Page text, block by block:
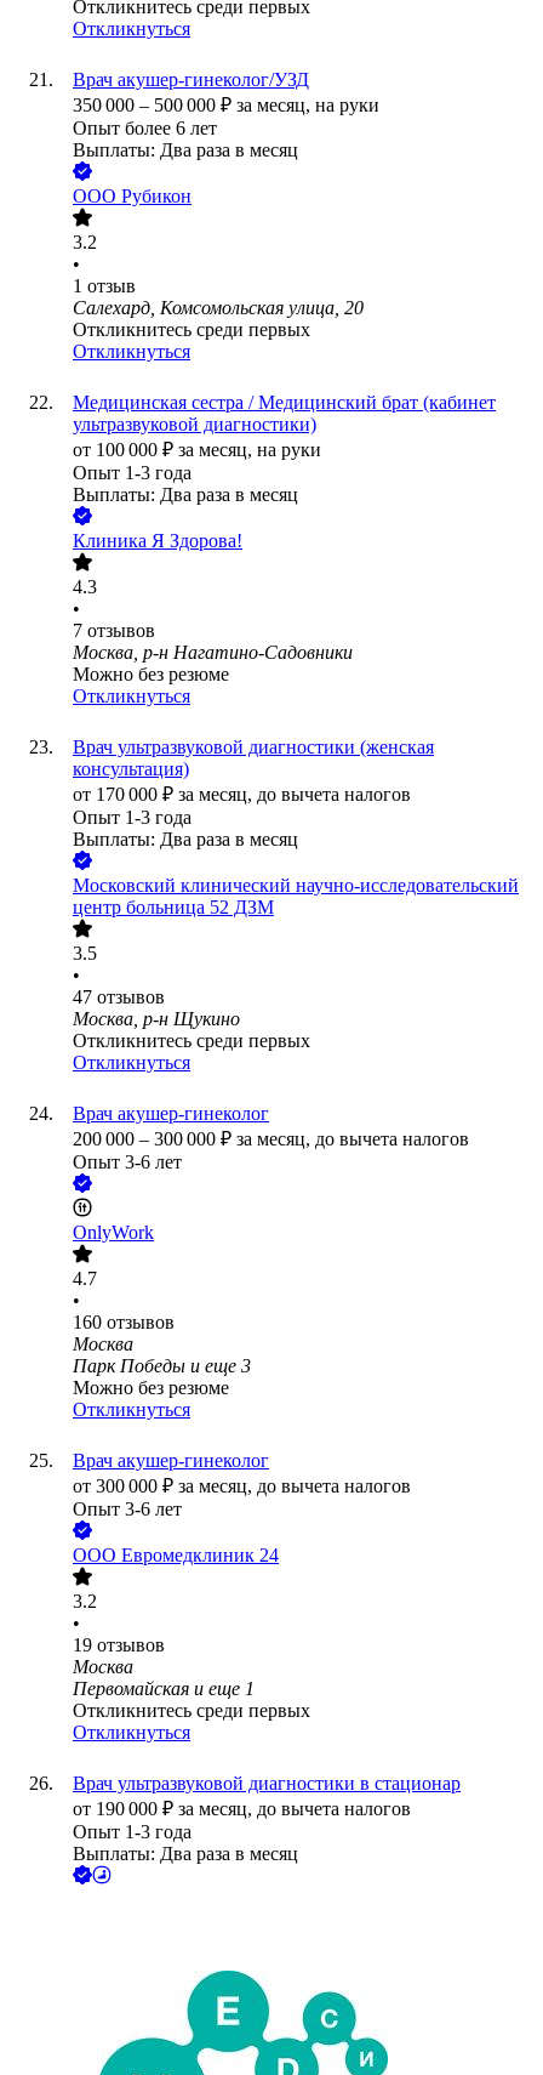
Откликнитесь среди первых
Откликнуться
Врач акушер-гинеколог/УЗД
350 000 – 500 000 ₽ за месяц, на руки
Опыт более 6 лет
Выплаты: Два раза в месяц
ООО Рубикон
3.2
•
1 отзыв
Салехард, Комсомольская улица, 20
Откликнитесь среди первых
Откликнуться
Медицинская сестра / Медицинский брат (кабинет
ультразвуковой диагностики)
от 100 000 ₽ за месяц, на руки
Опыт 1-3 года
Выплаты: Два раза в месяц
Клиника Я Здорова!
4.3
•
7 отзывов
Москва, р-н Нагатино-Садовники
Можно без резюме
Откликнуться
Врач ультразвуковой диагностики (женская
консультация)
от 170 000 ₽ за месяц, до вычета налогов
Опыт 1-3 года
Выплаты: Два раза в месяц
Московский клинический научно-исследовательский
центр больница 52 ДЗМ
3.5
•
47 отзывов
Москва, р-н Щукино
Откликнитесь среди первых
Откликнуться
Врач акушер-гинеколог
200 000 – 300 000 ₽ за месяц, до вычета налогов
Опыт 3-6 лет
OnlyWork
4.7
•
160 отзывов
Москва
Парк Победы и еще 3
Можно без резюме
Откликнуться
Врач акушер-гинеколог
от 300 000 ₽ за месяц, до вычета налогов
Опыт 3-6 лет
ООО Евромедклиник 24
3.2
•
19 отзывов
Москва
Первомайская и еще 1
Откликнитесь среди первых
Откликнуться
Врач ультразвуковой диагностики в стационар
от 190 000 ₽ за месяц, до вычета налогов
Опыт 1-3 года
Выплаты: Два раза в месяц